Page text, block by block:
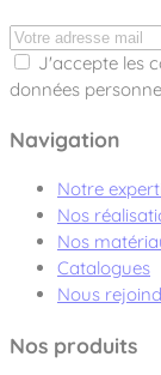
J'accepte les
données
Navigation
Notre
Nos
Nos
Catalogues
Nous
Nos produits